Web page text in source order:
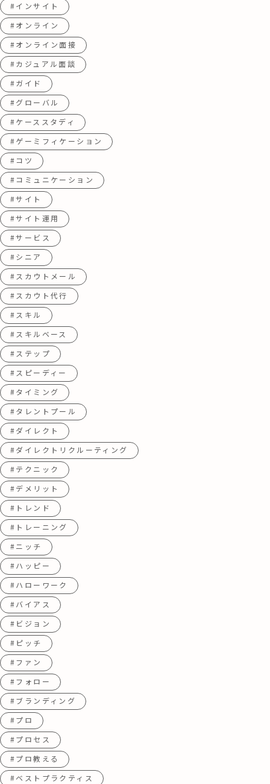
#インサイト
#オンライン
#オンライン面接
#カジュアル面談
#ガイド
#グローバル
#ケーススタディ
#ゲーミフィケーション
#コツ
#コミュニケーション
#サイト
#サイト運用
#サービス
#シニア
#スカウトメール
#スカウト代行
#スキル
#スキルベース
#ステップ
#スピーディー
#タイミング
#タレントプール
#ダイレクト
#ダイレクトリクルーティング
#テクニック
#デメリット
#トレンド
#トレーニング
#ニッチ
#ハッピー
#ハローワーク
#バイアス
#ビジョン
#ピッチ
#ファン
#フォロー
#ブランディング
#プロ
#プロセス
#プロ教える
#ベストプラクティス